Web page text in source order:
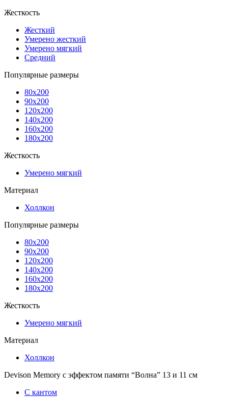
Жесткость
Жесткий
Умерено жесткий
Умерено мягкий
Средний
Популярные размеры
80x200
90x200
120x200
140x200
160x200
180x200
Жесткость
Умерено мягкий
Материал
Холлкон
Популярные размеры
80x200
90x200
120x200
140x200
160x200
180x200
Жесткость
Умерено мягкий
Материал
Холлкон
Devison Memory с эффектом памяти “Волна” 13 и 11 см
С кантом